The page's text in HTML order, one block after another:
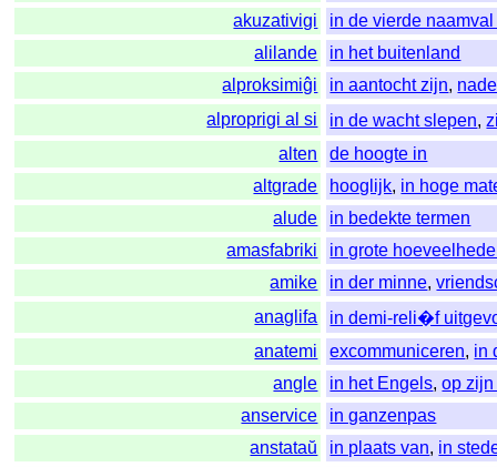
akuzativigi
in de vierde
alilande
in het buitenland
alproksimiĝi
in aantocht zijn,
alproprigi al si
in de wacht slepen,
alten
de hoogte in
altgrade
hooglijk, in hoge
alude
in bedekte termen
amasfabriki
in grote
amike
in der minne,
anaglifa
in demi-reli�f
anatemi
excommuniceren, in
angle
in het Engels,op
anservice
in ganzenpas
anstataŭ
in plaats van, in